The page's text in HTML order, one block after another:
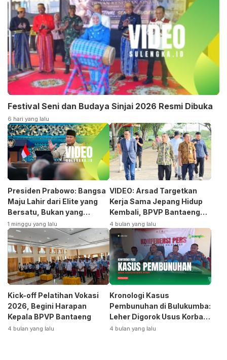
Festival Seni dan Budaya Sinjai 2026 Resmi Dibuka
6 hari yang lalu
Presiden Prabowo: Bangsa
Maju Lahir dari Elite yang
Bersatu, Bukan yang
Terpecah
1 minggu yang lalu
VIDEO: Arsad Targetkan
Kerja Sama Jepang Hidup
Kembali, BPVP Bantaeng
Siap Bangkitkan Jurusan
Otomotif
4 bulan yang lalu
Kick-off Pelatihan Vokasi
2026, Begini Harapan
Kepala BPVP Bantaeng
4 bulan yang lalu
Kronologi Kasus
Pembunuhan di Bulukumba:
Leher Digorok Usus Korban
Dikeluarkan
4 bulan yang lalu